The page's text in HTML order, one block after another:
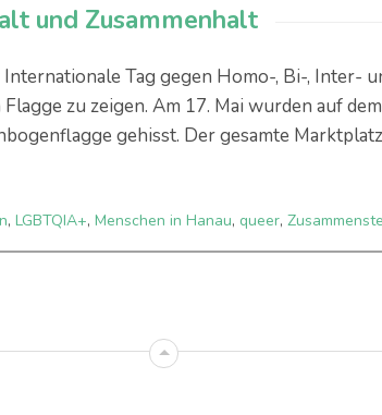
und Zusammenhalt
Tag gegen Homo-, Bi-, Inter-
zu zeigen. Am 17. Mai wurden auf dem
gehisst. Der gesamte
, LGBTQIA+, Menschen in Hanau, queer,